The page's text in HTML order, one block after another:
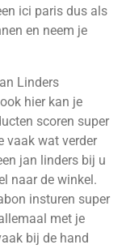
ici paris dus als
en neem je
Linders
hier kan je
scoren super
vaak wat verder
jan linders bij u
naar de winkel.
insturen super
met je
bij de hand